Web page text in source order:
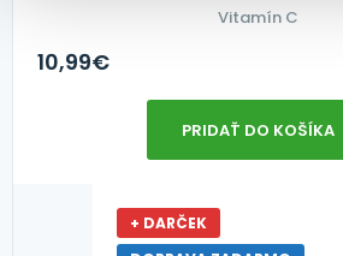
Vitamín C
10,99€
PRIDAŤ DO KOŠÍKA
+ DARČEK